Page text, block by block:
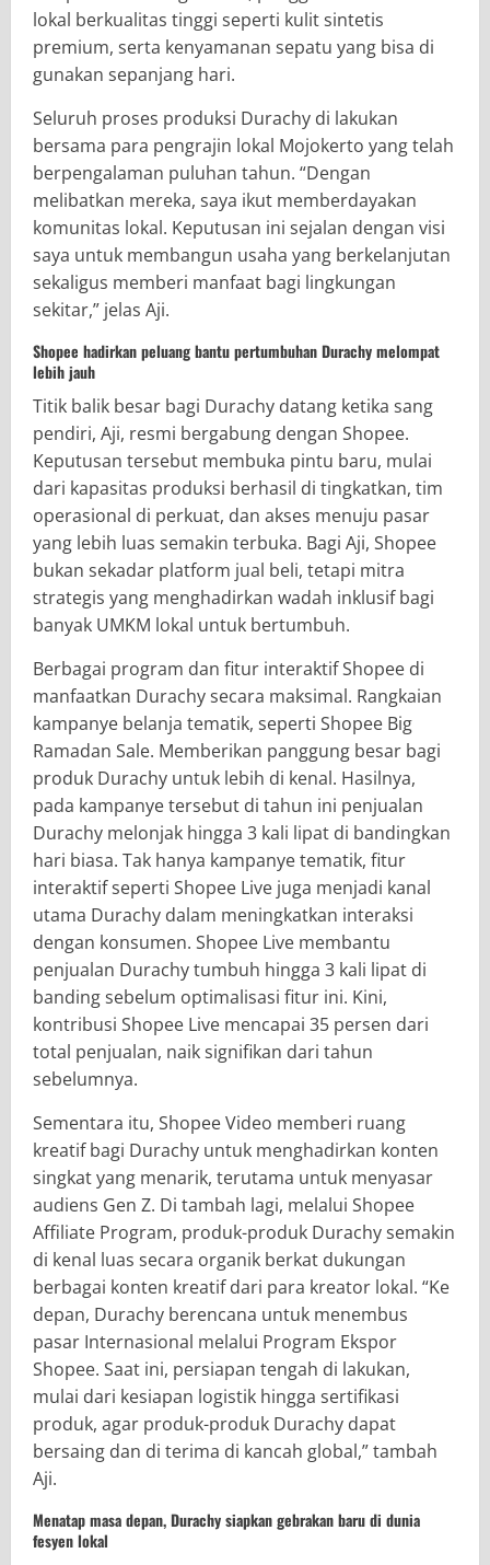
lokal berkualitas tinggi seperti kulit sintetis
premium, serta kenyamanan sepatu yang bisa di
gunakan sepanjang hari.
Seluruh proses produksi Durachy di lakukan
bersama para pengrajin lokal Mojokerto yang telah
berpengalaman puluhan tahun. “Dengan
melibatkan mereka, saya ikut memberdayakan
komunitas lokal. Keputusan ini sejalan dengan visi
saya untuk membangun usaha yang berkelanjutan
sekaligus memberi manfaat bagi lingkungan
sekitar,” jelas Aji.
Shopee hadirkan peluang bantu pertumbuhan Durachy melompat
lebih jauh
Titik balik besar bagi Durachy datang ketika sang
pendiri, Aji, resmi bergabung dengan Shopee.
Keputusan tersebut membuka pintu baru, mulai
dari kapasitas produksi berhasil di tingkatkan, tim
operasional di perkuat, dan akses menuju pasar
yang lebih luas semakin terbuka. Bagi Aji, Shopee
bukan sekadar platform jual beli, tetapi mitra
strategis yang menghadirkan wadah inklusif bagi
banyak UMKM lokal untuk bertumbuh.
Berbagai program dan fitur interaktif Shopee di
manfaatkan Durachy secara maksimal. Rangkaian
kampanye belanja tematik, seperti Shopee Big
Ramadan Sale. Memberikan panggung besar bagi
produk Durachy untuk lebih di kenal. Hasilnya,
pada kampanye tersebut di tahun ini penjualan
Durachy melonjak hingga 3 kali lipat di bandingkan
hari biasa. Tak hanya kampanye tematik, fitur
interaktif seperti Shopee Live juga menjadi kanal
utama Durachy dalam meningkatkan interaksi
dengan konsumen. Shopee Live membantu
penjualan Durachy tumbuh hingga 3 kali lipat di
banding sebelum optimalisasi fitur ini. Kini,
kontribusi Shopee Live mencapai 35 persen dari
total penjualan, naik signifikan dari tahun
sebelumnya.
Sementara itu, Shopee Video memberi ruang
kreatif bagi Durachy untuk menghadirkan konten
singkat yang menarik, terutama untuk menyasar
audiens Gen Z. Di tambah lagi, melalui Shopee
Affiliate Program, produk-produk Durachy semakin
di kenal luas secara organik berkat dukungan
berbagai konten kreatif dari para kreator lokal. “Ke
depan, Durachy berencana untuk menembus
pasar Internasional melalui Program Ekspor
Shopee. Saat ini, persiapan tengah di lakukan,
mulai dari kesiapan logistik hingga sertifikasi
produk, agar produk-produk Durachy dapat
bersaing dan di terima di kancah global,” tambah
Aji.
Menatap masa depan, Durachy siapkan gebrakan baru di dunia
fesyen lokal